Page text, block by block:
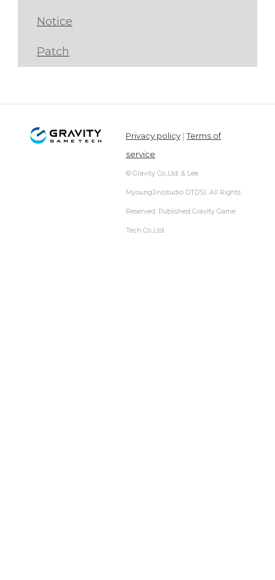
Notice
Patch
Privacy policy |Terms of
service
© Gravity Co.,Ltd. & Lee
MyoungJin(studio DTDS). All Rights
Reserved. Published Gravity Game
Tech Co.,Ltd.